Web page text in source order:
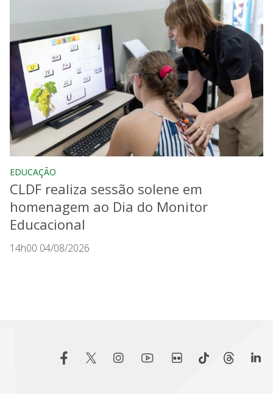
EDUCAÇÃO
CLDF realiza sessão solene em
homenagem ao Dia do Monitor
Educacional
14h00 04/08/2026